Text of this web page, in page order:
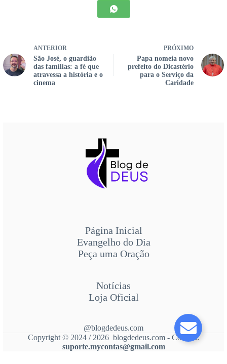
ANTERIOR
São José, o guardião
das famílias: a fé que
atravessa a história e o
cinema
PRÓXIMO
Papa nomeia novo
prefeito do Dicastério
para o Serviço da
Caridade
Página Inicial
Evangelho do Dia
Peça uma Oração
Notícias
Loja Oficial
@blogdedeus.com
Copyright © 2024 / 2026 blogdedeus.com - Contato:
suporte.mycontas@gmail.com